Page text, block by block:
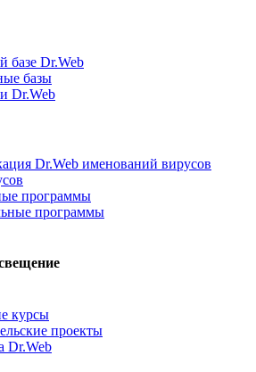
базе Dr.Web
базы
Dr.Web
Dr.Web именований вирусов
программы
программы
курсы
проекты
Dr.Web